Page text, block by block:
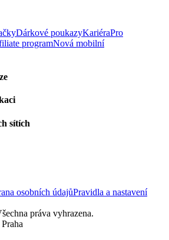
Dárkové poukazyKariéraPro
programNová mobilní
sítích
osobních údajůPravidla a nastavení
práva vyhrazena.